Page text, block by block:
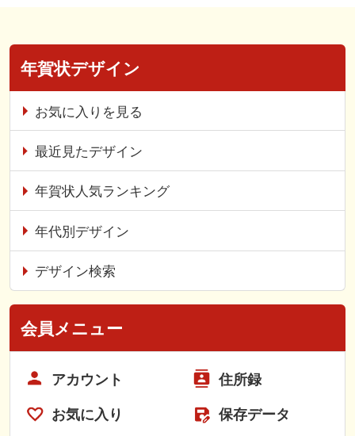
年賀状デザイン
お気に入りを見る
最近見たデザイン
年賀状人気ランキング
年代別デザイン
デザイン検索
会員メニュー
アカウント 住所録
お気に入り 保存データ